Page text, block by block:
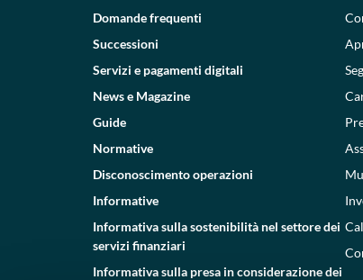
Domande frequenti
Successioni
Servizi e pagamenti digitali
News e Magazine
Guide
Normative
Disconoscimento operazioni
Informative
Informativa sulla sostenibilità nel settore dei
servizi finanziari
Informativa sulla presa in considerazione dei